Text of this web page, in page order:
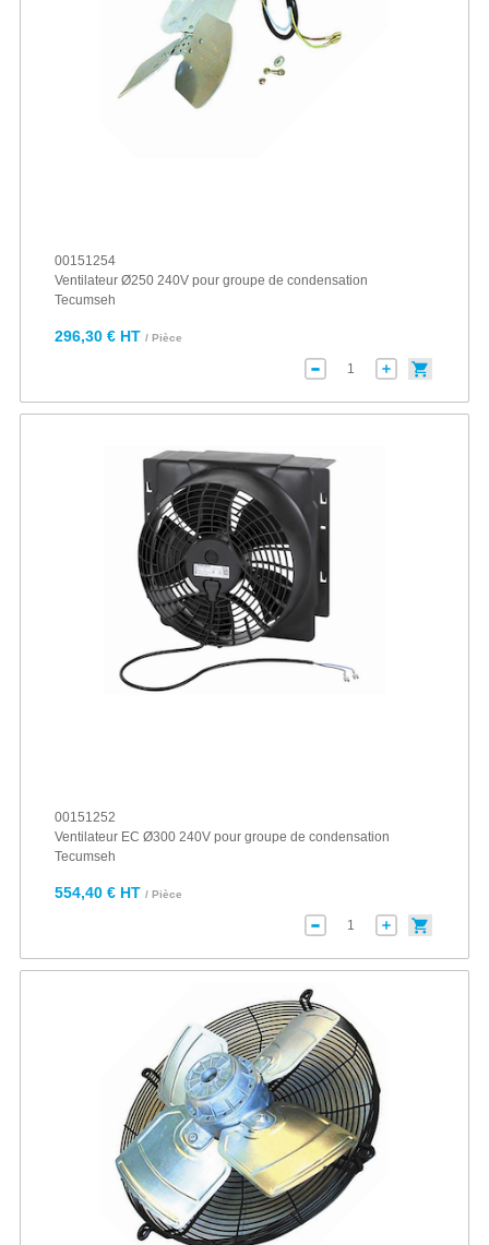
00151254
Ventilateur Ø250 240V pour groupe de condensation
Tecumseh
296,30 € HT / Pièce
00151252
Ventilateur EC Ø300 240V pour groupe de condensation
Tecumseh
554,40 € HT / Pièce